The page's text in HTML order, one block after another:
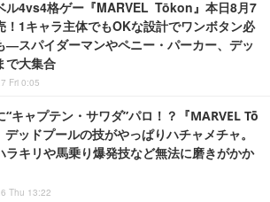
ル4vs4格ゲー『MARVEL Tōkon』本日8月7
！1キャラ主体でもOKな設計でワンボタン必
―スパイダーマンやペニー・パーカー、デッ
で大集合
Fri 0:05
“キャプテン・サワダ”パロ！？『MARVEL Tō
ッドプールの技がやっぱりハチャメチャ。
ラキリや馬乗り爆発技など無法に磨きがかか
Thu 13:22